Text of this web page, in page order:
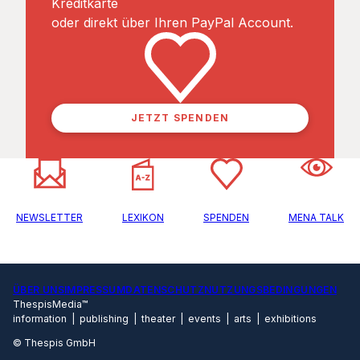
oder direkt über Ihren PayPal Account.
JETZT SPENDEN
NEWSLETTER LEXIKON SPENDEN MENA TALK
ÜBER UNSIMPRESSUMDATENSCHUTZNUTZUNGSBEDINGUNGEN
ThespisMedia™
information | publishing | theater | events | arts | exhibitions
© Thespis GmbH